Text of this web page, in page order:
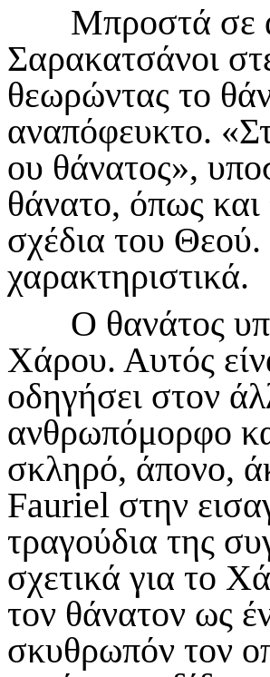
Μπροστά σε
Σαρακατσάνοι
θεωρώντας το
αναπόφευκτο.
ου θάνατος»,
θάνατο, όπως
σχέδια του
χαρακτηριστικά.
Ο θανάτος
Χάρου. Αυτός
οδηγήσει στον
ανθρωπόμορφο
σκληρό, άπονο,
Fauriel στην
τραγούδια της
σχετικά για το
τον θάνατον ως
σκυθρωπόν τον